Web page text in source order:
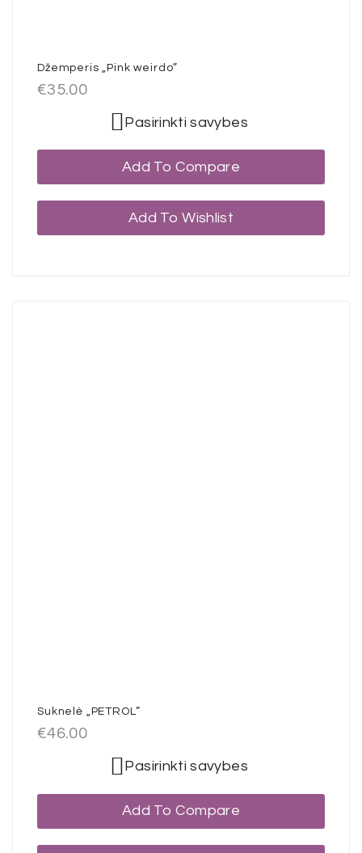
Džemperis „Pink weirdo”
€35.00
Pasirinkti savybes
Add To Compare
Add To Wishlist
Suknelė „PETROL”
€46.00
Pasirinkti savybes
Add To Compare